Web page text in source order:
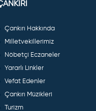
Çankırı Hakkında
Milletvekillerimiz
Nöbetçi Eczaneler
Yararlı Linkler
Vefat Edenler
Çankırı Müzikleri
Turizm